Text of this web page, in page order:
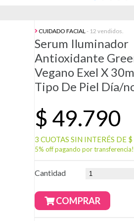
CUIDADO FACIAL- 12 vendidos.
Serum Iluminador
Antioxidante
Vegano Exel X
Tipo De Piel Día/
$ 49.790
3 CUOTAS SIN INTERÉS DE
5% off pagando por transferencia!
Cantidad
COMPRAR